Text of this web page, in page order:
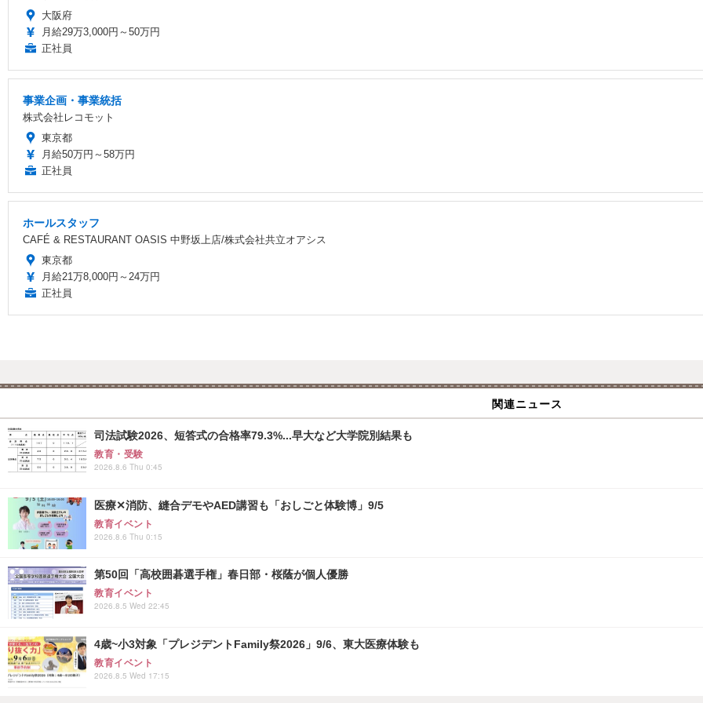
大阪府
月給29万3,000円～50万円
正社員
事業企画・事業統括
株式会社レコモット
東京都
月給50万円～58万円
正社員
ホールスタッフ
CAFÉ & RESTAURANT OASIS 中野坂上店/株式会社共立オアシス
東京都
月給21万8,000円～24万円
正社員
関連ニュース
司法試験2026、短答式の合格率79.3%...早大など大学院別結果も
教育・受験
2026.8.6 Thu 0:45
医療✕消防、縫合デモやAED講習も「おしごと体験博」9/5
教育イベント
2026.8.6 Thu 0:15
第50回「高校囲碁選手権」春日部・桜蔭が個人優勝
教育イベント
2026.8.5 Wed 22:45
4歳~小3対象「プレジデントFamily祭2026」9/6、東大医療体験も
教育イベント
2026.8.5 Wed 17:15